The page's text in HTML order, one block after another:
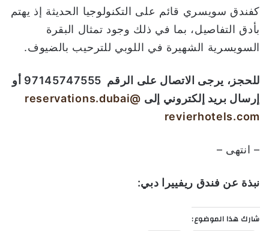
كفندق سويسري قائم على التكنولوجيا الحديثة إذ يهتم
بأدق التفاصيل، بما في ذلك وجود تمثال البقرة
السويسرية الشهيرة في اللوبي للترحيب بالضيوف.
للحجز، يرجى الاتصال على الرقم 97145747555 أو
إرسال بريد إلكتروني إلى reservations.dubai@
revierhotels.com
– انتهى –
نبذة عن فندق ريفييرا دبي:
شارك هذا الموضوع: